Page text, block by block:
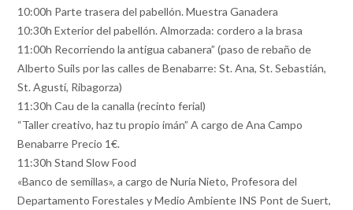
10:00h Parte trasera del pabellón. Muestra Ganadera
10:30h Exterior del pabellón. Almorzada: cordero a la brasa
11:00h Recorriendo la antigua cabanera” (paso de rebaño de
Alberto Suils por las calles de Benabarre: St. Ana, St. Sebastián,
St. Agustí, Ribagorza)
11:30h Cau de la canalla (recinto ferial)
“Taller creativo, haz tu propio imán” A cargo de Ana Campo
Benabarre Precio 1€.
11:30h Stand Slow Food
«Banco de semillas», a cargo de Nuria Nieto, Profesora del
Departamento Forestales y Medio Ambiente INS Pont de Suert,